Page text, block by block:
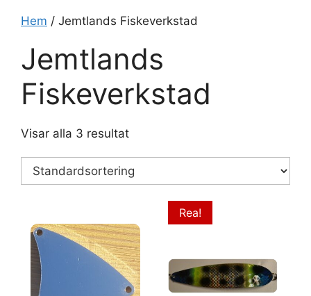
Hem / Jemtlands Fiskeverkstad
Jemtlands
Fiskeverkstad
Visar alla 3 resultat
Rea!